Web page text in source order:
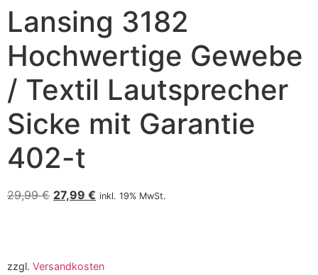
Lansing 3182
Hochwertige Gewebe
/ Textil Lautsprecher
Sicke mit Garantie
402-t
29,99€ 27,99 € inkl. 19% MwSt.
zzgl. Versandkosten